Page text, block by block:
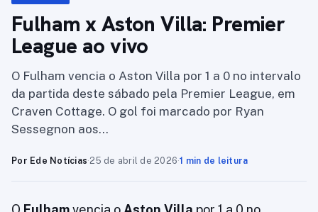
Fulham x Aston Villa: Premier
League ao vivo
O Fulham vencia o Aston Villa por 1 a 0 no intervalo
da partida deste sábado pela Premier League, em
Craven Cottage. O gol foi marcado por Ryan
Sessegnon aos…
Por Ede Notícias·25 de abril de 2026·1 min de leitura